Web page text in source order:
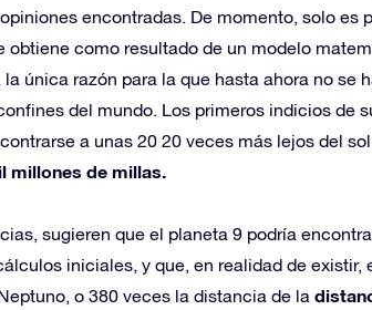
encontradas. De momento, solo es
obtiene como resultado de un modelo
la única razón para la que hasta ahora no se
del mundo. Los primeros indicios de
a unas 20 20 veces más lejos del
millones de millas.
sugieren que el planeta 9 podría
iniciales, y que, en realidad de existir,
o 380 veces la distancia de la